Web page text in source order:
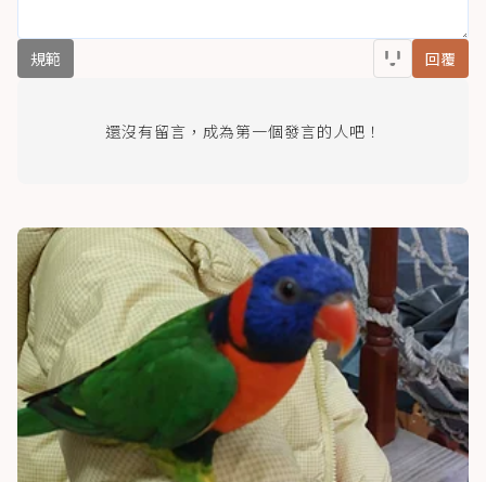
規範 回覆
還沒有留言，成為第一個發言的人吧！